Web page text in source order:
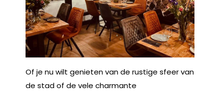
Of je nu wilt genieten van de rustige sfeer van
de stad of de vele charmante